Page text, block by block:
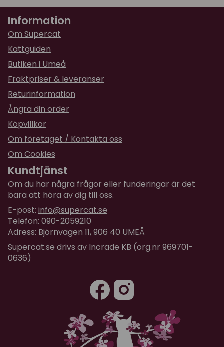
Information
Om Supercat
Kattguiden
Butiken i Umeå
Fraktpriser & leveranser
Returinformation
Ångra din order
Köpvillkor
Om företaget / Kontakta oss
Om Cookies
Kundtjänst
Om du har några frågor eller funderingar är det
bara att höra av dig till oss.
E-post: info@supercat.se
Telefon: 090-2059210
Adress: Björnvägen 11, 906 40 UMEÅ
Supercat.se drivs av Incrade KB (org.nr 969701-
0636)